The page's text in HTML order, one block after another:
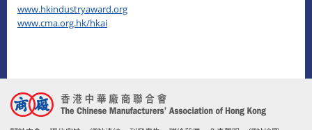
www.hkindustryaward.org
www.cma.org.hk/hkai